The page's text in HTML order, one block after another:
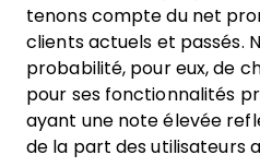
tenons compte du net
clients actuels et passés.
probabilité, pour eux, de
pour ses fonctionnalités
ayant une note élevée
de la part des utilisateurs